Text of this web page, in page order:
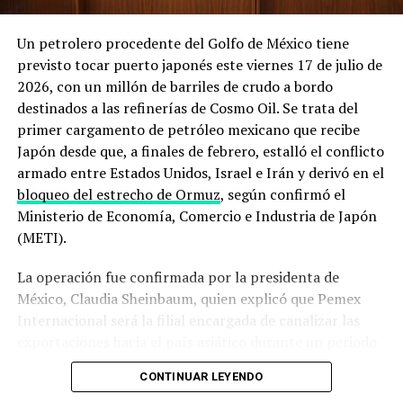
Irán obtenga armas nucleares y garantizar la libre
recogido en su sitio oficial, la administración
estadounidenseafirmó mantener un control naval total
sobre la zona , mientras que el Departamento de Defensa
detalló quedespliega escoltas militares para intentar
que embarcaciones comerciales puedan salir del Golfo
Pérsicopese a las hostilidades.
El derribo del dron y los ataques a
buques que encendieron las alarmas
La secuencia de incidentes de los últimos días ilustra el
deterioro acelerado de la situación. El 31 de julio, un
buque metanero cargado con gas natural licuado catarí
aguas cercanas a la entrada sur del estrecho, frente a las
costas de Omán, lo que le provocó daños severos en su
Un petrolero procedente del Golfo de México tiene
previsto tocar puerto japonés este viernes 17 de julio de
2026, con un millón de barriles de crudo a bordo
destinados a las refinerías de Cosmo Oil. Se trata del
primer cargamento de petróleo mexicano que recibe
Japón desde que, a finales de febrero, estalló el conflicto
armado entre Estados Unidos, Israel e Irán y derivó en el
bloqueo del estrecho de Ormuz, según confirmó el
Ministerio de Economía, Comercio e Industria de Japón
(METI).
La operación fue confirmada por la presidenta de
México, Claudia Sheinbaum, quien explicó que Pemex
Internacional será la filial encargada de canalizar las
que, hasta ahora, no ha sido precisado por el gobierno
mexicano.
CONTINUAR LEYENDO